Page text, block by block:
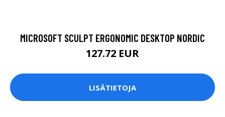
MICROSOFT SCULPT ERGONOMIC DESKTOP NORDIC
127.72 EUR
LISÄTIETOJA